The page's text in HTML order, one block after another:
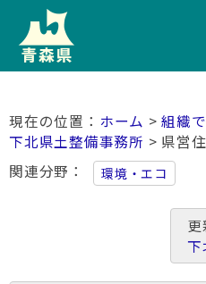
ホーム >組織
下北県土整備事務所 > 県営
関連分野
環境・エコ